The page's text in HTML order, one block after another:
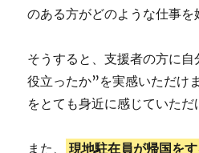
のある方がどのような仕事を
そうすると、支援者の方に
役立ったか”を実感いただけ
をとても身近に感じていただ
また、 現地駐在員が帰国を